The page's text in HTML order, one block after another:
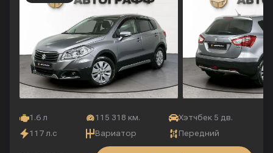
1.6 л 115 318 км.
Хэтчбек 5 дв.
117 л.с
Вариатор Передний